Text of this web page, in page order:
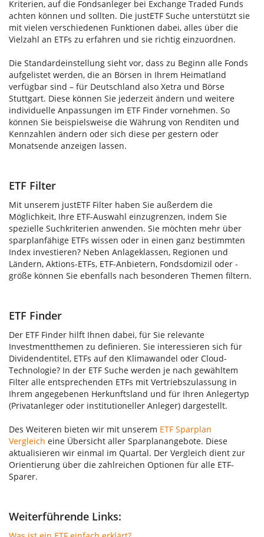
Kriterien, auf die Fondsanleger bei Exchange Traded Funds
achten können und sollten. Die justETF Suche unterstützt sie
mit vielen verschiedenen Funktionen dabei, alles über die
Vielzahl an ETFs zu erfahren und sie richtig einzuordnen.
Die Standardeinstellung sieht vor, dass zu Beginn alle Fonds
aufgelistet werden, die an Börsen in Ihrem Heimatland
verfügbar sind – für Deutschland also Xetra und Börse
Stuttgart. Diese können Sie jederzeit ändern und weitere
individuelle Anpassungen im ETF Finder vornehmen. So
können Sie beispielsweise die Währung von Renditen und
Kennzahlen ändern oder sich diese per gestern oder
Monatsende anzeigen lassen.
ETF Filter
Mit unserem justETF Filter haben Sie außerdem die
Möglichkeit, Ihre ETF-Auswahl einzugrenzen, indem Sie
spezielle Suchkriterien anwenden. Sie möchten mehr über
sparplanfähige ETFs wissen oder in einen ganz bestimmten
Index investieren? Neben Anlageklassen, Regionen und
Ländern, Aktions-ETFs, ETF-Anbietern, Fondsdomizil oder -
größe können Sie ebenfalls nach besonderen Themen filtern.
ETF Finder
Der ETF Finder hilft Ihnen dabei, für Sie relevante
Investmentthemen zu definieren. Sie interessieren sich für
Dividendentitel, ETFs auf den Klimawandel oder Cloud-
Technologie? In der ETF Suche werden je nach gewähltem
Filter alle entsprechenden ETFs mit Vertriebszulassung in
Ihrem angegebenen Herkunftsland und für Ihren Anlegertyp
(Privatanleger oder institutioneller Anleger) dargestellt.
Des Weiteren bieten wir mit unserem ETF Sparplan
Vergleich eine Übersicht aller Sparplanangebote. Diese
aktualisieren wir einmal im Quartal. Der Vergleich dient zur
Orientierung über die zahlreichen Optionen für alle ETF-
Sparer.
Weiterführende Links: